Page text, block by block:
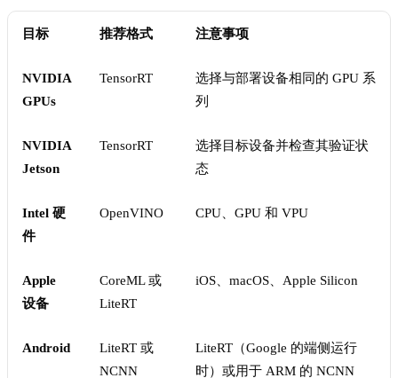
目标 推荐格式 注意事项
NVIDIA
GPUs
TensorRT
选择与部署设备相同的 GPU 系
列
NVIDIA
Jetson
TensorRT
选择目标设备并检查其验证状
态
Intel 硬
件
OpenVINO CPU、GPU 和 VPU
Apple
设备
CoreML 或
LiteRT
iOS、macOS、Apple Silicon
Android
LiteRT 或
NCNN
LiteRT（Google 的端侧运行
时）或用于 ARM 的 NCNN